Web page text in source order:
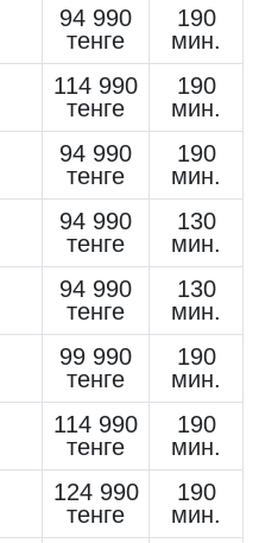
94 990
тенге
190
мин.
114 990
тенге
190
мин.
94 990
тенге
190
мин.
94 990
тенге
130
мин.
94 990
тенге
130
мин.
99 990
тенге
190
мин.
114 990
тенге
190
мин.
124 990
тенге
190
мин.